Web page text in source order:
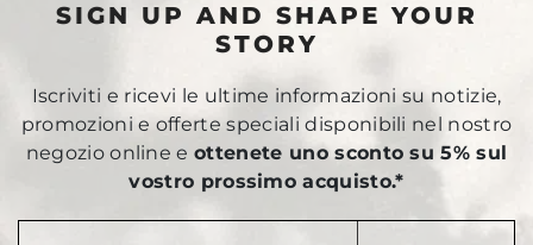
SIGN UP AND SHAPE YOUR
STORY
Iscriviti e ricevi le ultime informazioni su notizie,
promozioni e offerte speciali disponibili nel nostro
negozio online eottenete uno sconto su 5% sul
vostro prossimo acquisto.*